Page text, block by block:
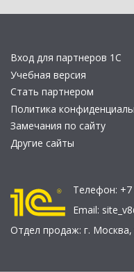
Вход для партнеров 1С
Учебная версия
Стать партнером
Политика
Замечания по сайту
Другие сайты
Телефон:
Email:
Отдел продаж: г. Москва,